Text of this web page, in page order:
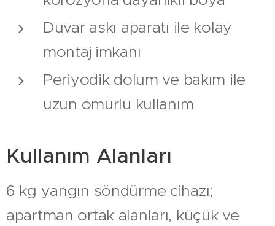
Duvar askı aparatı ile kolay
montaj imkanı
Periyodik dolum ve bakım ile
uzun ömürlü kullanım
Kullanım Alanları
6 kg yangın söndürme cihazı;
apartman ortak alanları, küçük ve